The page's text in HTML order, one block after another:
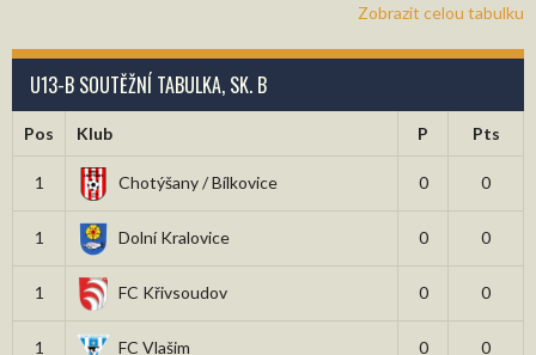
Zobrazit celou tabulku
U13-B SOUTĚŽNÍ TABULKA, SK. B
Pos Klub P Pts
1 Chotýšany / Bílkovice 0 0
1 Dolní Kralovice 0 0
1 FC Křivsoudov 0 0
1 FC Vlašim 0 0